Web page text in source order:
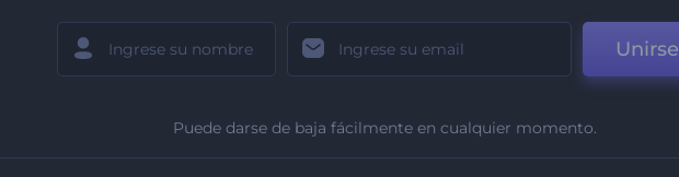
Unirse
Puede darse de baja fácilmente en cualquier momento.